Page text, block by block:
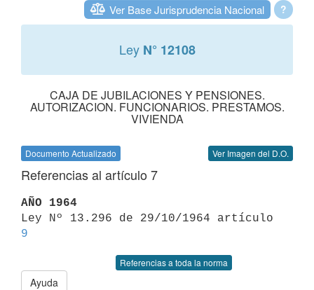
?
Ver Base Jurisprudencia Nacional
Ley N° 12108
CAJA DE JUBILACIONES Y PENSIONES.
AUTORIZACION. FUNCIONARIOS. PRESTAMOS.
VIVIENDA
Documento Actualizado Ver Imagen del D.O.
Referencias al artículo 7
AÑO 1964
9
Referencias a toda la norma
Ayuda